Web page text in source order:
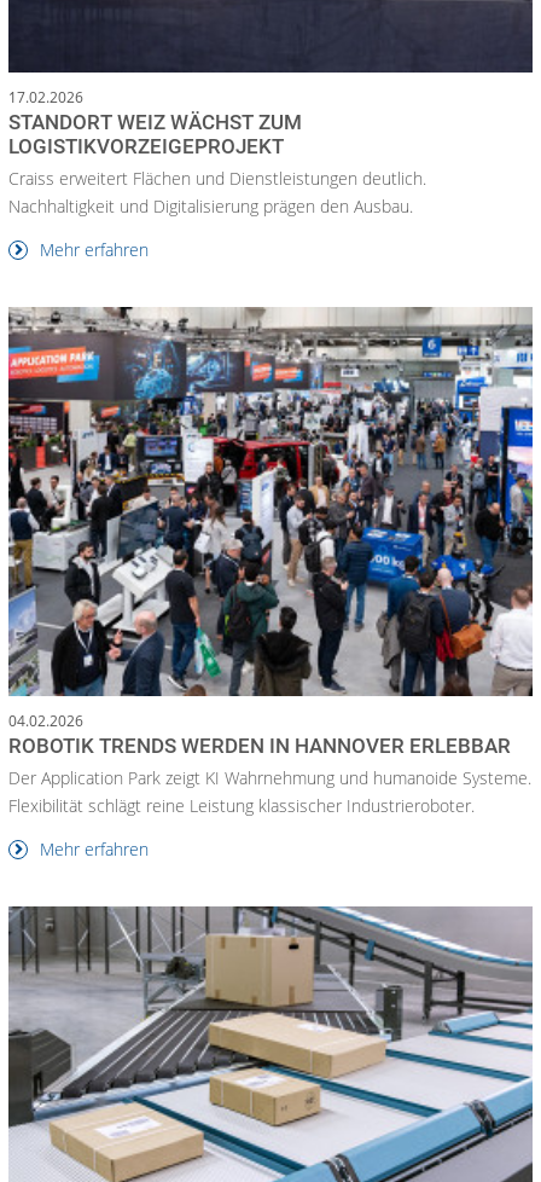
17.02.2026
STANDORT WEIZ WÄCHST ZUM
LOGISTIKVORZEIGEPROJEKT
Craiss erweitert Flächen und Dienstleistungen deutlich.
Nachhaltigkeit und Digitalisierung prägen den Ausbau.
Mehr erfahren
04.02.2026
ROBOTIK TRENDS WERDEN IN HANNOVER ERLEBBAR
Der Application Park zeigt KI Wahrnehmung und humanoide Systeme.
Flexibilität schlägt reine Leistung klassischer Industrieroboter.
Mehr erfahren